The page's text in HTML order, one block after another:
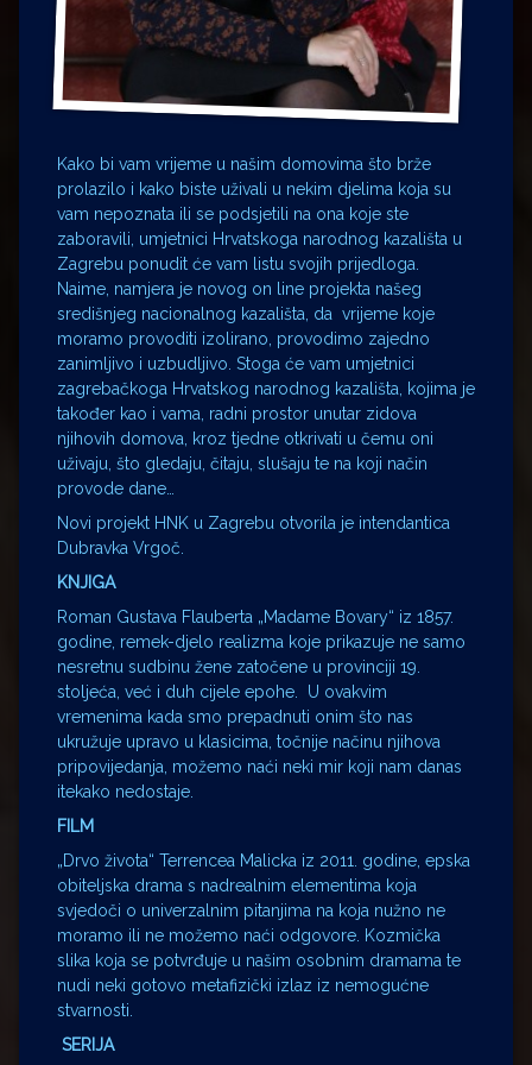
Kako bi vam vrijeme u našim domovima što brže
prolazilo i kako biste uživali u nekim djelima koja su
vam nepoznata ili se podsjetili na ona koje ste
zaboravili, umjetnici Hrvatskoga narodnog kazališta u
Zagrebu ponudit će vam listu svojih prijedloga.
Naime, namjera je novog on line projekta našeg
središnjeg nacionalnog kazališta, da vrijeme koje
moramo provoditi izolirano, provodimo zajedno
zanimljivo i uzbudljivo. Stoga će vam umjetnici
zagrebačkoga Hrvatskog narodnog kazališta, kojima je
također kao i vama, radni prostor unutar zidova
njihovih domova, kroz tjedne otkrivati u čemu oni
uživaju, što gledaju, čitaju, slušaju te na koji način
provode dane…
Novi projekt HNK u Zagrebu otvorila je intendantica
Dubravka Vrgoč.
KNJIGA
Roman Gustava Flauberta „Madame Bovary“ iz 1857.
godine, remek-djelo realizma koje prikazuje ne samo
nesretnu sudbinu žene zatočene u provinciji 19.
stoljeća, već i duh cijele epohe. U ovakvim
vremenima kada smo prepadnuti onim što nas
ukružuje upravo u klasicima, točnije načinu njihova
pripovijedanja, možemo naći neki mir koji nam danas
itekako nedostaje.
FILM
„Drvo života“ Terrencea Malicka iz 2011. godine, epska
obiteljska drama s nadrealnim elementima koja
svjedoči o univerzalnim pitanjima na koja nužno ne
moramo ili ne možemo naći odgovore. Kozmička
slika koja se potvrđuje u našim osobnim dramama te
nudi neki gotovo metafizički izlaz iz nemogućne
stvarnosti.
SERIJA